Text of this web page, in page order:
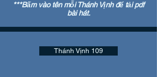
Thánh Vịnh 109
***Bấm vào tên mỗi Thánh Vịnh để tải pdf
bài hát.